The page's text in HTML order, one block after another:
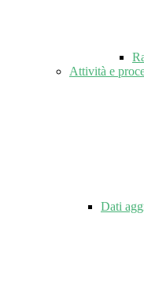
Attività e
Dati